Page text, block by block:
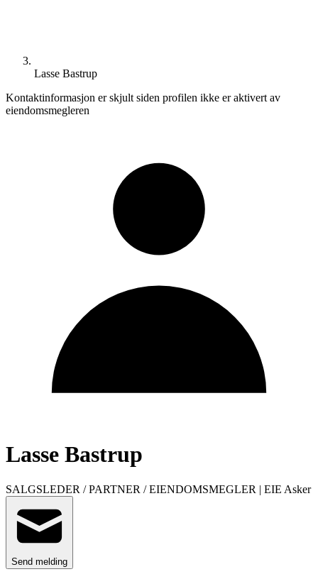
Lasse Bastrup
Kontaktinformasjon er skjult siden profilen ikke er aktivert av
eiendomsmegleren
Lasse Bastrup
SALGSLEDER / PARTNER / EIENDOMSMEGLER | EIE Asker
Send melding